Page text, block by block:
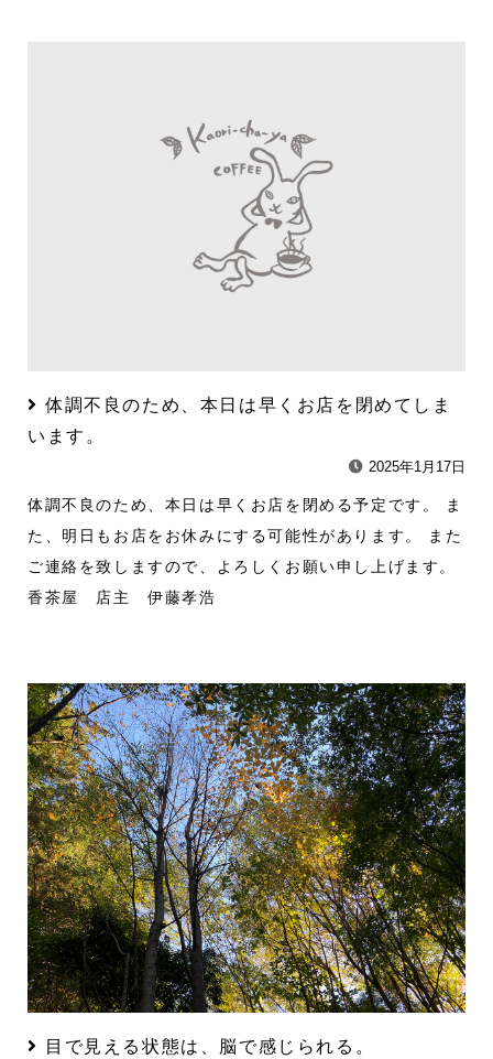
体調不良のため、本日は早くお店を閉めてしま
います。
2025年1月17日
体調不良のため、本日は早くお店を閉める予定です。 ま
た、明日もお店をお休みにする可能性があります。 また
ご連絡を致しますので、よろしくお願い申し上げます。
香茶屋 店主 伊藤孝浩
目で見える状態は、脳で感じられる。